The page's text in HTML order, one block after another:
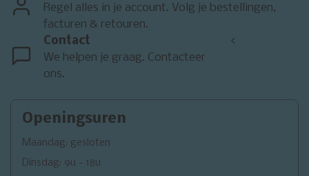
Regel alles in je account. Volg je bestellingen,
facturen & retouren.
Contact
We helpen je graag. Contacteer
ons.
<
Openingsuren
Maandag: gesloten
Dinsdag: 9u - 18u